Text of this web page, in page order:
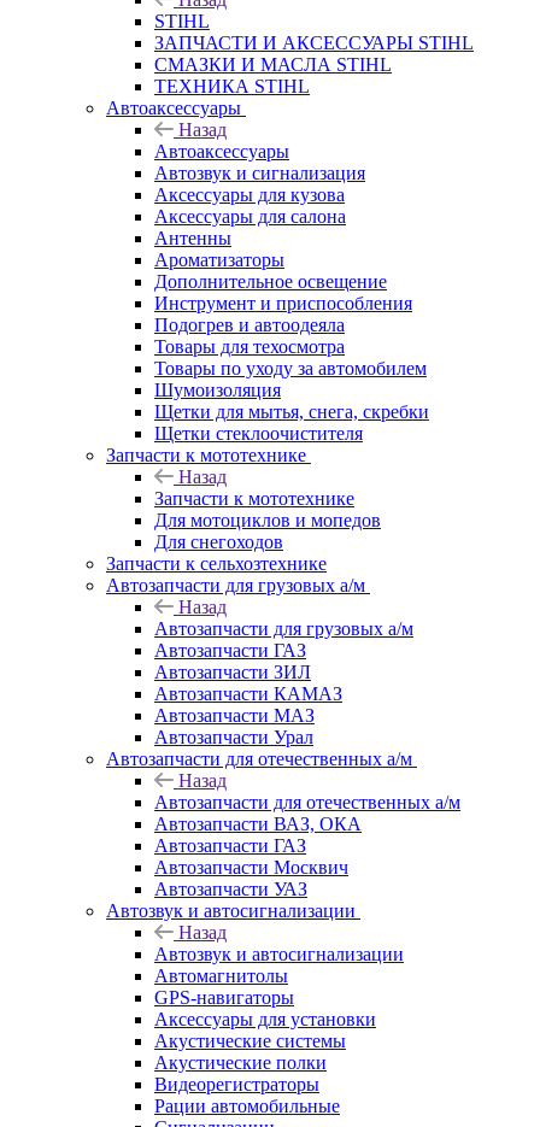
STIHL
ЗАПЧАСТИ И АКСЕССУАРЫ STIHL
СМАЗКИ И МАСЛА STIHL
ТЕХНИКА STIHL
Автоаксессуары
Назад
Автоаксессуары
Автозвук и сигнализация
Аксессуары для кузова
Аксессуары для салона
Антенны
Ароматизаторы
Дополнительное освещение
Инструмент и приспособления
Подогрев и автоодеяла
Товары для техосмотра
Товары по уходу за автомобилем
Шумоизоляция
Щетки для мытья, снега, скребки
Щетки стеклоочистителя
Запчасти к мототехнике
Назад
Запчасти к мототехнике
Для мотоциклов и мопедов
Для снегоходов
Запчасти к сельхозтехнике
Автозапчасти для грузовых а/м
Назад
Автозапчасти для грузовых а/м
Автозапчасти ГАЗ
Автозапчасти ЗИЛ
Автозапчасти КАМАЗ
Автозапчасти МАЗ
Автозапчасти Урал
Автозапчасти для отечественных а/м
Назад
Автозапчасти для отечественных а/м
Автозапчасти ВАЗ, ОКА
Автозапчасти ГАЗ
Автозапчасти Москвич
Автозапчасти УАЗ
Автозвук и автосигнализации
Назад
Автозвук и автосигнализации
Автомагнитолы
GPS-навигаторы
Аксессуары для установки
Акустические системы
Акустические полки
Видеорегистраторы
Рации автомобильные